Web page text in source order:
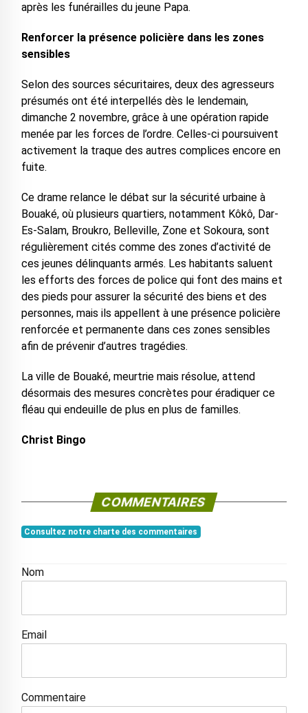
après les funérailles du jeune Papa.
Renforcer la présence policière dans les zones
sensibles
Selon des sources sécuritaires, deux des agresseurs
présumés ont été interpellés dès le lendemain,
dimanche 2 novembre, grâce à une opération rapide
menée par les forces de l’ordre. Celles-ci poursuivent
activement la traque des autres complices encore en
fuite.
Ce drame relance le débat sur la sécurité urbaine à
Bouaké, où plusieurs quartiers, notamment Kôkô, Dar-
Es-Salam, Broukro, Belleville, Zone et Sokoura, sont
régulièrement cités comme des zones d’activité de
ces jeunes délinquants armés. Les habitants saluent
les efforts des forces de police qui font des mains et
des pieds pour assurer la sécurité des biens et des
personnes, mais ils appellent à une présence policière
renforcée et permanente dans ces zones sensibles
afin de prévenir d’autres tragédies.
La ville de Bouaké, meurtrie mais résolue, attend
désormais des mesures concrètes pour éradiquer ce
fléau qui endeuille de plus en plus de familles.
Christ Bingo
COMMENTAIRES
Consultez notre charte des commentaires
Nom
Email
Commentaire